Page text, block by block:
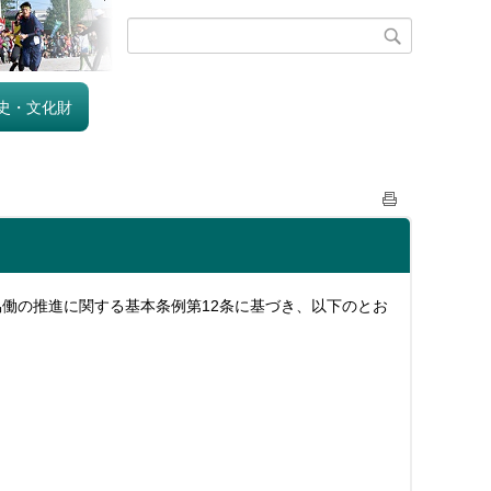
・文化財
の推進に関する基本条例第12条に基づき、以下のとお